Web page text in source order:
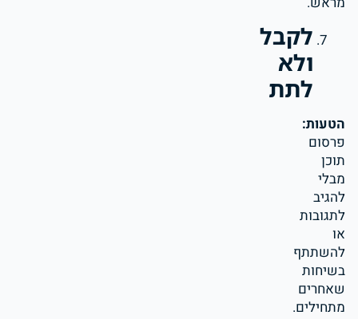
לקבל
ולא
לתת
הטעות:
פרסום
תוכן
מבלי
להגיב
לתגובות
או
להשתתף
בשיחות
שאחרים
מתחילים.